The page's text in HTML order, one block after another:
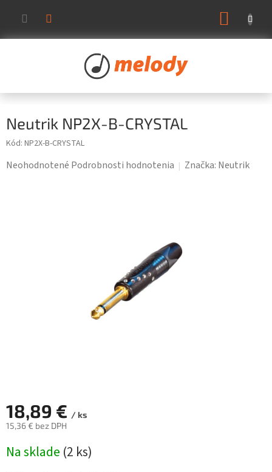
obsah
Neutrik NP2X-B-CRYSTAL
Kód: NP2X-B-CRYSTAL
Priemerné
Neohodnotené Podrobnosti hodnotenia Značka: Neutrik
18,89 € / ks
15,36 € bez DPH
cena:
Na sklade (2 ks)